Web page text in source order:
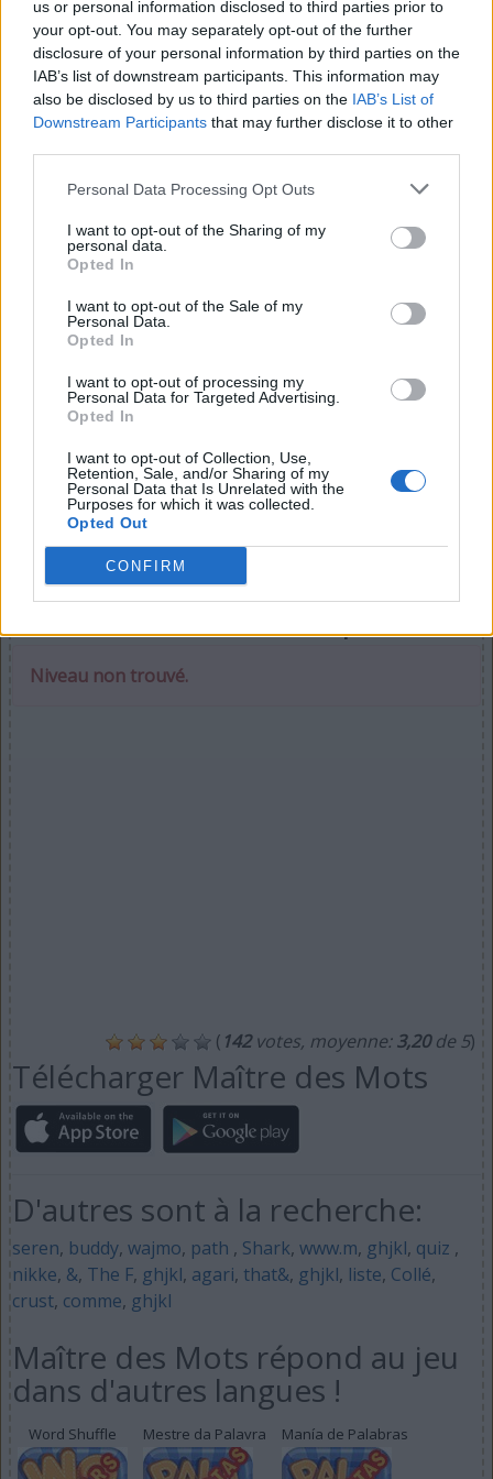
us or personal information disclosed to third parties prior to
your opt-out. You may separately opt-out of the further
disclosure of your personal information by third parties on the
IAB’s list of downstream participants. This information may
also be disclosed by us to third parties on the IAB’s List of
Downstream Participants that may further disclose it to other
Personal Data Processing Opt Outs
I want to opt-out of the Sharing of my
personal data.
Opted In
I want to opt-out of the Sale of my
Personal Data.
Opted In
I want to opt-out of processing my
Personal Data for Targeted Advertising.
Opted In
I want to opt-out of Collection, Use,
Retention, Sale, and/or Sharing of my
Personal Data that Is Unrelated with the
Purposes for which it was collected.
Opted Out
CONFIRM
Un défi quotidien
Recherche par lettres.
Entrez toutes les lettres du
puzzle:
Recherche
Recherche
Sélectionnez votre puzzle :
Niveau non trouvé.
( 142votes, moyenne:3,20de 5)
Télécharger Maître des Mots
D'autres sont à la recherche:
seren, buddy, wajmo, path , Shark, www.m, ghjkl, quiz ,
nikke, &, The F, ghjkl, agari, that&, ghjkl, liste, Collé,
crust, comme, ghjkl
Maître des Mots répond au jeu
dans d'autres langues !
Word Shuffle Mestre da Palavra Manía de Palabras